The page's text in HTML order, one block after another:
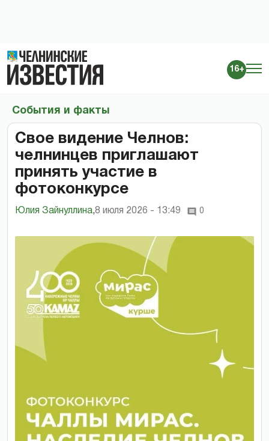
16+
События и факты
Свое видение Челнов:
челнинцев приглашают
принять участие в
фотоконкурсе
Юлия Зайнуллина,8 июля 2026 - 13:49 0